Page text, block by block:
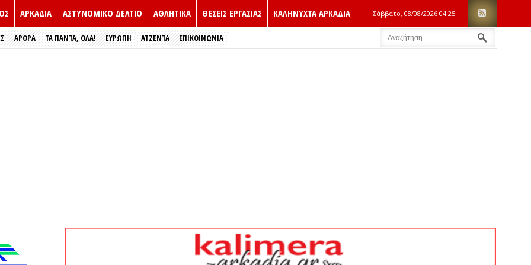
ΑΡΚΑΔΙΑ ΑΣΤΥΝΟΜΙΚΟ ΔΕΛΤΙΟ ΑΘΛΗΤΙΚΑ ΘΕΣΕΙΣ ΕΡΓΑΣΙΑΣ ΚΑΛΗΝΥΧΤΑ ΑΡΚΑΔΙΑ Σάββατο, 08/08/2026 04:25
ΑΡΘΡΑ ΤΑ ΠΑΝΤΑ, ΟΛΑ! ΕΥΡΏΠΗ ΑΤΖΕΝΤΑ ΕΠΙΚΟΙΝΩΝΙΑ